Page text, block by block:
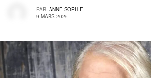
PAR ANNE SOPHIE
9 MARS 2026